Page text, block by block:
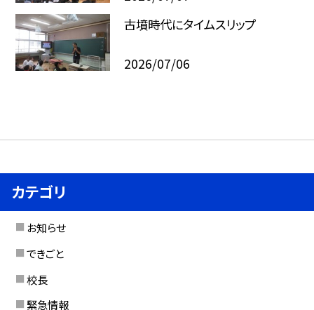
古墳時代にタイムスリップ
2026/07/06
カテゴリ
お知らせ
できごと
校長
緊急情報